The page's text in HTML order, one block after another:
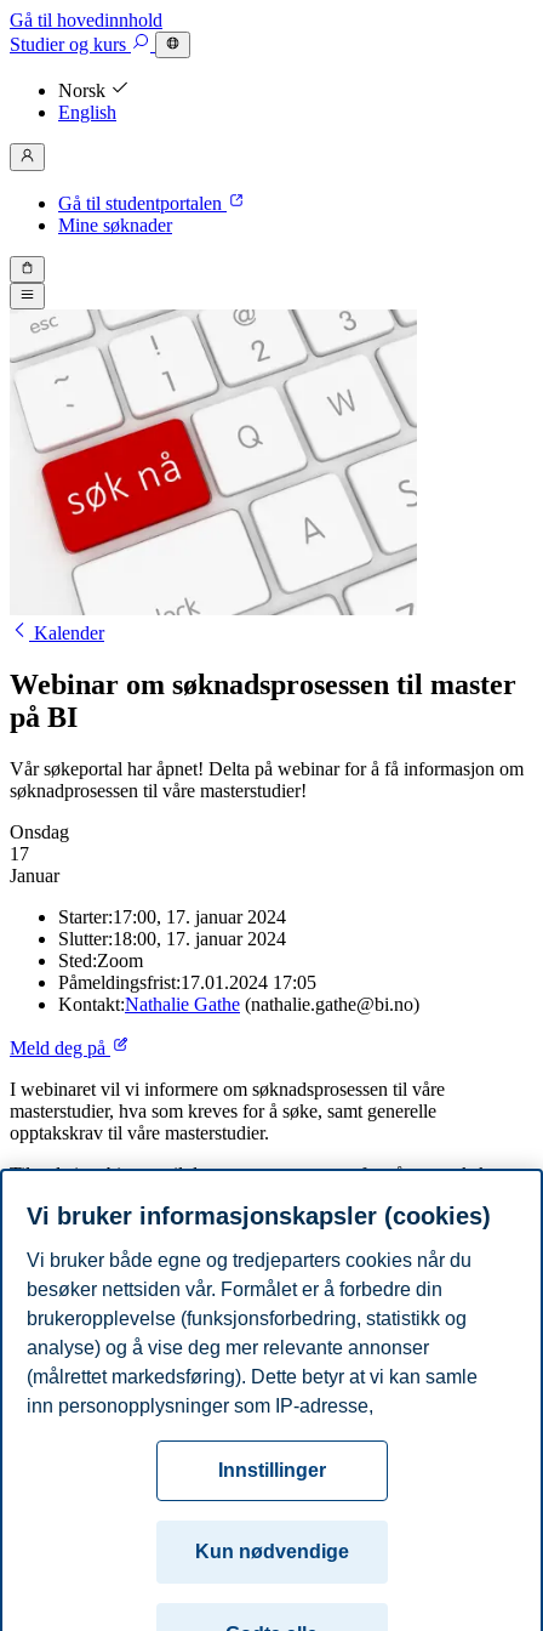
Gå til hovedinnhold
Studierog kurs
Norsk
English
Gå til studentportalen
Mine søknader
Kalender
Webinar om søknadsprosessen til master
på BI
Vår søkeportal har åpnet! Delta på webinar for å få informasjon om
søknadprosessen til våre masterstudier!
Onsdag
17
Januar
Starter:17:00, 17. januar 2024
Slutter:18:00, 17. januar 2024
Sted:Zoom
Påmeldingsfrist:17.01.2024 17:05
Kontakt:Nathalie Gathe (nathalie.gathe@bi.no)
Meld deg på
I webinaret vil vi informere om søknadsprosessen til våre
masterstudier, hva som kreves for å søke, samt generelle
opptakskrav til våre masterstudier.
Tilstede i webinaret vil det være representater fra vårt opptakskontor
opptak til våre studier.
Webinaret er for studenter som ønsker å søke våre 2-årige
masterstudier som tilbys på heltid.
Meld deg på og få den informasjonen du trenger for å fullføre din
søknad om opptak til master på BI!
Del artikkelen:
Tilgjengelighetserklæring
Kontakt oss
TrondheimStavanger
Vi bruker informasjonskapsler (cookies)
Vi bruker både egne og tredjeparters cookies når du
besøker nettsiden vår. Formålet er å forbedre din
brukeropplevelse (funksjonsforbedring, statistikk og
analyse) og å vise deg mer relevante annonser
(målrettet markedsføring). Dette betyr at vi kan samle
inn personopplysninger som IP-adresse,
cookies som er nødvendige for at nettsiden skal
fungere, kan du enten godta alle eller tilpasse ditt
samtykke ved å endre innstillinger.
Les mer om våre informasjonskapsler, hvilke
opplysninger vi samler inn og formålene i innstillinger
Innstillinger
Kun nødvendige